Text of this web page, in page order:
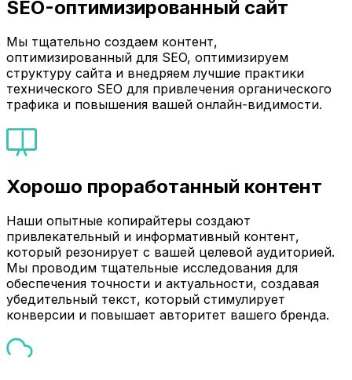
SEO-оптимизированный сайт
Мы тщательно создаем контент,
оптимизированный для SEO, оптимизируем
структуру сайта и внедряем лучшие практики
технического SEO для привлечения органического
трафика и повышения вашей онлайн-видимости.
Хорошо проработанный контент
Наши опытные копирайтеры создают
привлекательный и информативный контент,
который резонирует с вашей целевой аудиторией.
Мы проводим тщательные исследования для
обеспечения точности и актуальности, создавая
убедительный текст, который стимулирует
конверсии и повышает авторитет вашего бренда.